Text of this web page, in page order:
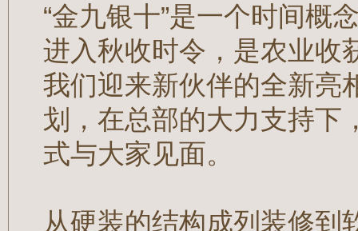
“金九银十”是一个时间概
进入秋收时令，是农业收
我们迎来新伙伴的全新亮
划，在总部的大力支持下
式与大家见面。
从硬装的结构成列装修到